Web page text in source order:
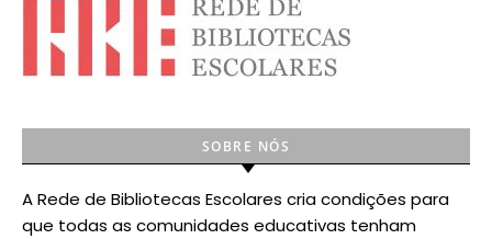
SOBRE NÓS
A Rede de Bibliotecas Escolares cria condições para
que todas as comunidades educativas tenham